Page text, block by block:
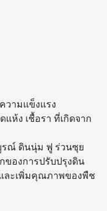
วามแข็งแรง
ห้ง เชื้อรา ที่เกิดจาก
รณ์ ดินนุ่ม ฟู ร่วนซุย
ของการปรับปรุงดิน
ละเพิ่มคุณภาพของพืช